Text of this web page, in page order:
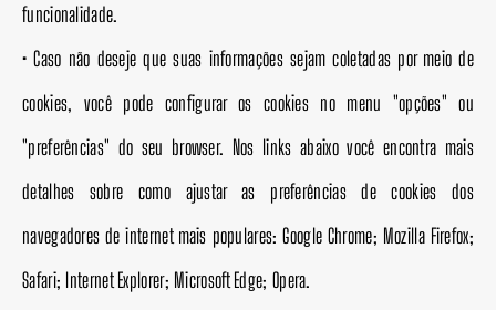
funcionalidade.
•Caso não deseje que suas informações sejam coletadas por meio de
cookies, você pode configurar os cookies no menu "opções" ou
"preferências" do seu browser. Nos links abaixo você encontra mais
detalhes sobre como ajustar as preferências de cookies dos
navegadores de internet mais populares: Google Chrome; Mozilla Firefox;
Safari; Internet Explorer; Microsoft Edge; Opera.